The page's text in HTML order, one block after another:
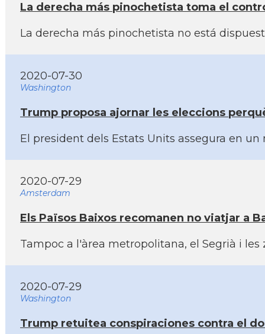
La derecha más pinochetista toma el
La derecha más pinochetista no está
2020-07-30
Washington
Trump proposa ajornar les eleccions
El president dels Estats Units assegura en
2020-07-29
Amsterdam
Els Països Baixos recomanen no viatjar a
Tampoc a l'àrea metropolitana, el Segrià i
2020-07-29
Washington
Trump retuitea conspiraciones contra el